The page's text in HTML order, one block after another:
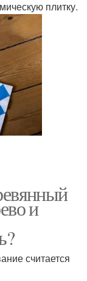
плитку.
и
считается